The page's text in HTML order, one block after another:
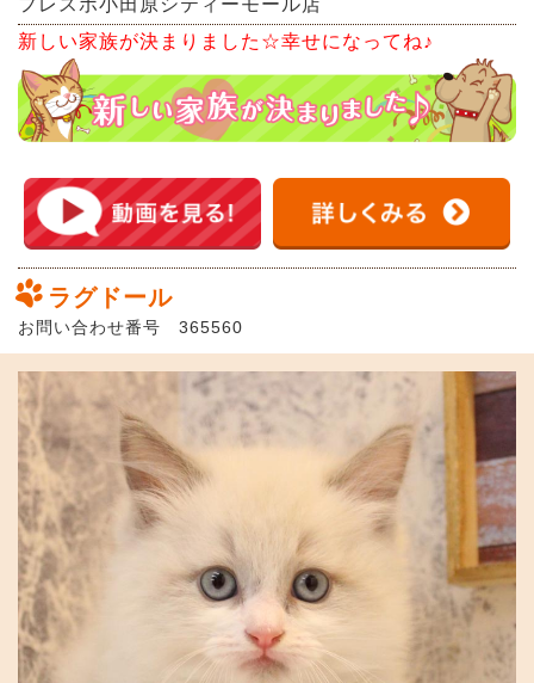
フレスポ小田原シティーモール店
新しい家族が決まりました☆幸せになってね♪
ラグドール
お問い合わせ番号 365560